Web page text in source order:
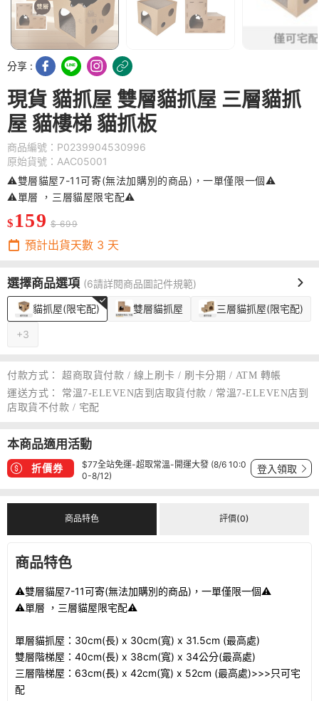
分享 :
現貨 貓抓屋 雙層貓抓屋 三層貓抓
屋 貓樓梯 貓抓板
商品編號：P0239904530996
原始貨號：AAC05001
⚠️雙層貓屋7-11可寄(無法加購別的商品)，一單僅限一個⚠️
⚠️單層 ，三層貓屋限宅配⚠️
$ 159 $ 699
預計出貨天數 3 天
選擇商品選項 (6請詳閱商品圖記件規範)
貓抓屋(限宅配) 雙層貓抓屋 三層貓抓屋(限宅配)
+3
付款方式：
超商取貨付款 / 線上刷卡 / 刷卡分期 / ATM 轉帳
運送方式：
常溫7-ELEVEN店到店取貨付款 / 常溫7-ELEVEN店到
店取貨不付款 / 宅配
本商品適用活動
折價券
$77全站免運-超取常溫-開運大發 (8/6 10:0
0-8/12)
登入領取
商品特色 評價(0)
商品特色
⚠️雙層貓屋7-11可寄(無法加購別的商品)，一單僅限一個⚠️
⚠️單層 ，三層貓屋限宅配⚠️
單層貓抓屋：30cm(長) x 30cm(寬) x 31.5cm (最高處)
雙層階梯屋：40cm(長) x 38cm(寬) x 34公分(最高處)
三層階梯屋：63cm(長) x 42cm(寬) x 52cm (最高處)>>>只可宅
配